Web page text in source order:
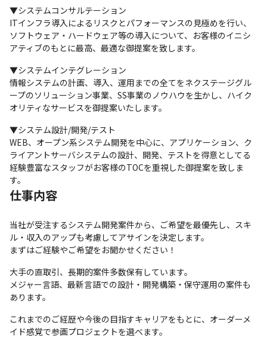
▼システムコンサルテーション
ITインフラ導入によるリスクとパフォーマンスの見極めを行い、
ソフトウェア・ハードウェア等の導入について、お客様のイニシ
アティブのもとに最高、最適な御提案を致します。
▼システムインテグレーション
情報システムの計画、導入、運用までの全てをネクステージグル
ープのソリューション事業、SS事業のノウハウを生かし、ハイク
オリティなサービスを御提案いたします。
▼システム設計/開発/テスト
WEB、オープン系システム開発を中心に、アプリケーション、ク
ライアントサーバシステムの設計、開発、テストを得意としてる
経験豊富なスタッフがお客様のTOCを重視した御提案を致しま
す。
仕事内容
当社が受注するシステム開発案件から、ご希望を最優先し、スキ
ル・収入のアップも考慮してアサインを決定します。
まずはご経験やご希望をお聞かせください！
大手の直取引、長期的案件多数保有しています。
メジャー言語、最新言語での設計・開発構築・保守運用の案件も
あります。
これまでのご経歴や今後の目指すキャリアをもとに、オーダーメ
イド感覚で参画プロジェクトを選べます。